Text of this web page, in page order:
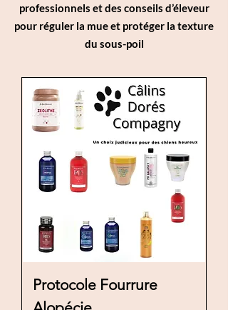
professionnels et des conseils d’éleveur
pour réguler la mue et protéger la texture
du sous-poil
Protocole Fourrure